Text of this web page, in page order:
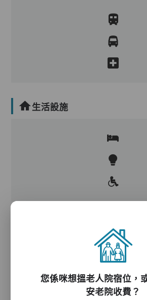
生活設施
護理評估、執藥、核派藥、量度生
您係咪想搵老人院宿位，
安老院收費？